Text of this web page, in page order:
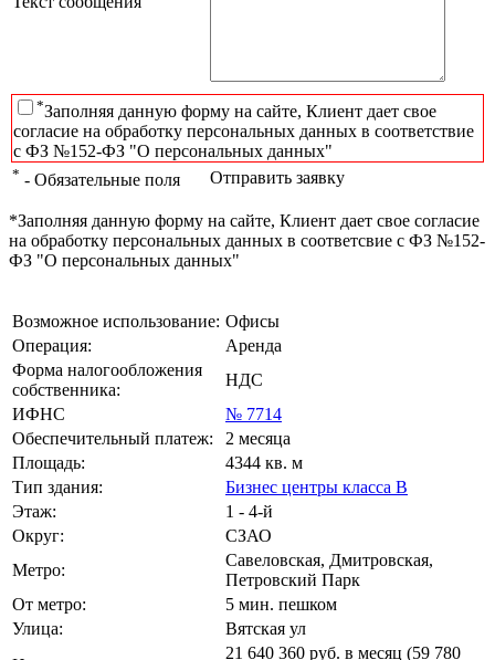
*Заполняя данную форму на сайте, Клиент дает свое
согласие на обработку персональных данных в соответствие
с ФЗ №152-ФЗ "О персональных данных"
* - Обязательные поля Отправить заявку
*Заполняя данную форму на сайте, Клиент дает свое согласие
на обработку персональных данных в соответсвие с ФЗ №152-
ФЗ "О персональных данных"
Возможное использование: Офисы
Операция:
Аренда
Форма налогообложения
собственника:
НДС
ИФНС
№ 7714
Обеспечительный платеж:
2 месяца
Площадь:
4344 кв. м
Тип здания:
Бизнес центры класса B
Этаж:
1 - 4-й
Округ:
СЗАО
Метро:
Савеловская, Дмитровская,
Петровский Парк
От метро:
5 мин. пешком
Улица:
Вятская ул
21 640 360 руб. в месяц (59 780